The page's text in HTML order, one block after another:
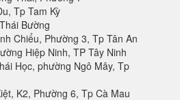
Tp Tam Kỳ
Bường
Chiểu, Phường 3, Tp Tân An
Hiệp Ninh, TP Tây Ninh
Học, phường Ngô Mây, Tp
K2, Phường 6, Tp Cà Mau